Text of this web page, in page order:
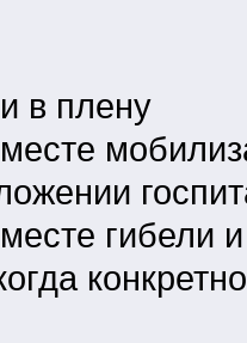
в плену
гибели